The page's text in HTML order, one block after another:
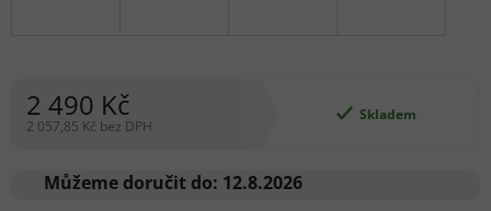
2 490 Kč
2 057,85 Kč bez DPH
cena:
Skladem
Můžeme doručit do: 12.8.2026